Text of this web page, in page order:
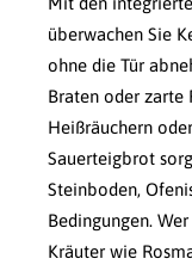
überwachen Sie
ohne die Tür
Braten oder zarte
Heißräuchern
Sauerteigbrot
Steinboden,
Bedingungen.
Kräuter wie